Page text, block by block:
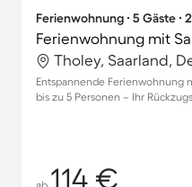
Ferienwohnung ∙ 5 Gäste ∙
Ferienwohnung mit
Tholey, Saarland,
Entspannende Ferienwohnung
bis zu 5 Personen – Ihr
114 €